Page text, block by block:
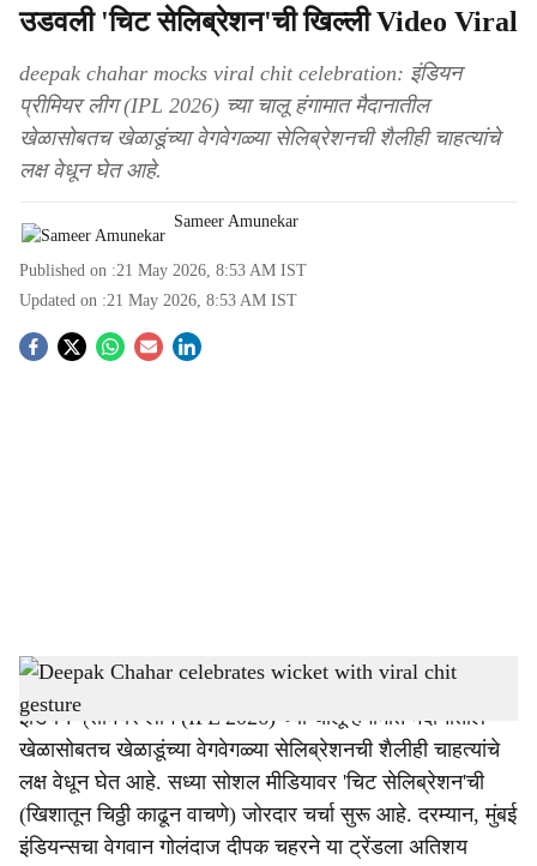
उडवली 'चिट सेलिब्रेशन'ची खिल्ली Video Viral
deepak chahar mocks viral chit celebration: इंडियन
प्रीमियर लीग (IPL 2026) च्या चालू हंगामात मैदानातील
खेळासोबतच खेळाडूंच्या वेगवेगळ्या सेलिब्रेशनची शैलीही चाहत्यांचे
लक्ष वेधून घेत आहे.
Sameer Amunekar
Published on :21 May 2026, 8:53 AM IST
Updated on :21 May 2026, 8:53 AM IST
S
h
a
r
e
Deepak Chahar celebrates wicket with viral chit gesture -Dainik Gomantak
इंडियन प्रीमियर लीग (IPL 2026) च्या चालू हंगामात मैदानातील
खेळासोबतच खेळाडूंच्या वेगवेगळ्या सेलिब्रेशनची शैलीही चाहत्यांचे
लक्ष वेधून घेत आहे. सध्या सोशल मीडियावर 'चिट सेलिब्रेशन'ची
(खिशातून चिठ्ठी काढून वाचणे) जोरदार चर्चा सुरू आहे. दरम्यान, मुंबई
इंडियन्सचा वेगवान गोलंदाज दीपक चहरने या ट्रेंडला अतिशय